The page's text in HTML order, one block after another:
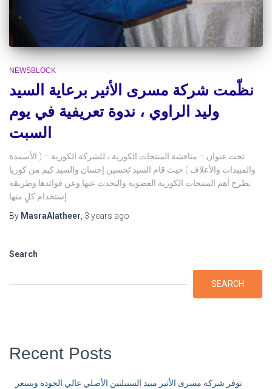
NEWSBLOCK
نظّمت شركة مسرى الأثير برعاية السيد
وليد الراوي ، ندوة تعريفية في يوم
السبت
تحت عنوان – مناقشة المنتجات الكورية ، للشركة الكورية – ( الأسمدة
والمبيدات والأعلاف ) حيث قام السيد تَحسين إحسان والسيد كيم من كوريا
بطرح أهم المنتجات الكورية العضوية والتحدث عنها وعن فوائدها وطريقة
إستخدام كلٍ منها
By MasraAlatheer 3 years ago
Search
SEARCH
Recent Posts
توفر شركة مسرى الأثير مبيد السنبلتين الأصلي عالي الجودة وبسعر